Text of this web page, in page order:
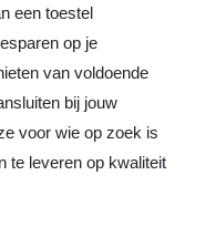
een toestel
op je
van voldoende
bij jouw
voor wie op zoek is
te leveren op kwaliteit